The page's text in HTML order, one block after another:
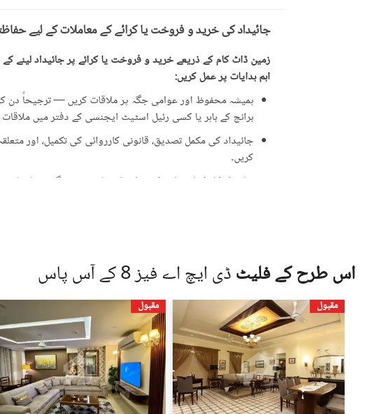
جائیداد کی خرید و فروخت یا کرائے کے معاملات کے لیے
زمین ڈاٹ کام کے ذریعے خرید و فروخت یا کرائے پر جائیداد لینے
اہم ہدایات پر عمل کریں:
ہمیشہ محفوظ اور عوامی جگہ پر ملاقات کریں — ترجیحاً دن
برانچ کے باہر یا کسی رئیل اسٹیٹ ایجنسی کے دفتر میں ملاقات
جائیداد کی مکمل تصدیق، قانونی کارروائی کی تکمیل، اور
کریں۔
جائیداد کا مکمل معائنہ کریں اور اشتہار میں دی گئی معلومات
ایسی پیشکشوں سے ہوشیار رہیں جو حقیقت سے زیادہ اچھی
قانونی مشیر یا متعلقہ لینڈ اتھارٹی سے رجوع کر کے جائیداد
جائیداد دیکھنے کے لیے کبھی بھی اکیلے نہ جائیں، کسی قابل
جب تک دوسرا فریق مکمل طور پر قابلِ اعتبار نہ ہو، اپنی ذاتی
زمین ڈاٹ کام صارفین کی طرف سے دیے گئے اشتہارات (لسٹنگز) کے
(لسٹنگز) کی درستگی، حقیقت، اور قانونی حیثیت کے لیے خود
ہمیشہ مکمل تحقیقات کریں اور پیشہ ور قانونی یا رئیل اسٹیٹ
اس طرح کے فلیٹڈی ایچ اے فیز 8 کے آس پاس
مقبول مقبول